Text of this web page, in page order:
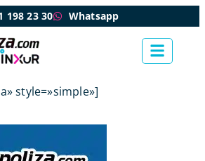
198 23 30 Whatsapp
style=»simple»]